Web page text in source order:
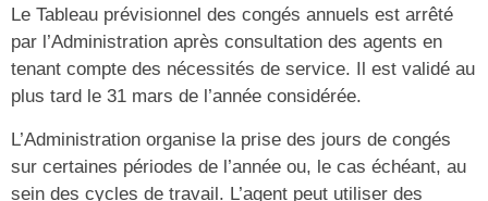
Le Tableau prévisionnel des congés annuels est arrêté
par l’Administration après consultation des agents en
tenant compte des nécessités de service. Il est validé au
plus tard le 31 mars de l’année considérée.
L’Administration organise la prise des jours de congés
sur certaines périodes de l’année ou, le cas échéant, au
sein des cycles de travail. L’agent peut utiliser des